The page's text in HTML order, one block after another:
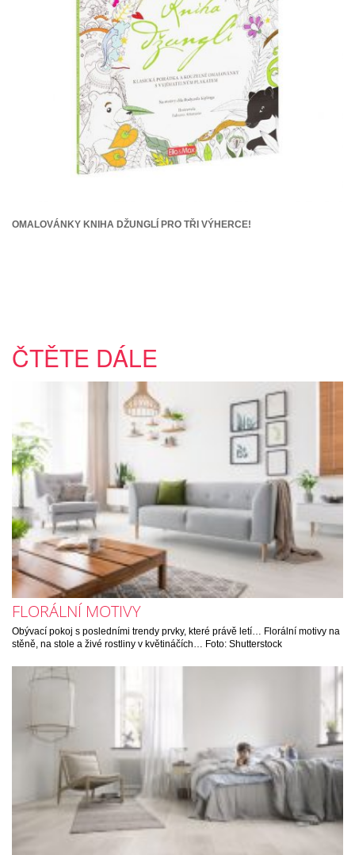
OMALOVÁNKY KNIHA DŽUNGLÍ PRO TŘI VÝHERCE!
ČTĚTE DÁLE
FLORÁLNÍ MOTIVY
Obývací pokoj s posledními trendy prvky, které právě letí… Florální motivy na
stěně, na stole a živé rostliny v květináčích… Foto: Shutterstock